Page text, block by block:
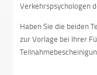
Verkehrspsychologen
Haben Sie die beiden
zur Vorlage bei Ihrer